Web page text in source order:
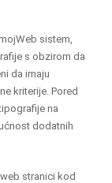
sistem,
s obzirom da
da imaju
kriterije. Pored
na
dodatnih
stranici kod